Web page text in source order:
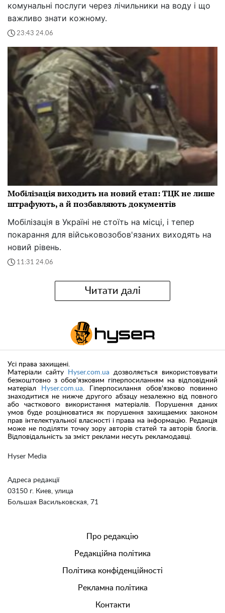
комунальні послуги через лічильники на воду і що
важливо знати кожному.
23:43 24.06
Мобілізація виходить на новий етап: ТЦК не лише
штрафують, а й позбавляють документів
Мобілізація в Україні не стоїть на місці, і тепер
покарання для військовозобов'язаних виходять на
новий рівень.
11:31 24.06
Читати далі
Hyser Media
Адреса редакції
03150 г. Киев, улица
Большая Васильковская, 71
Усі права захищені.
Матеріали сайту
Hyser.com.ua дозволяється використовувати
безкоштовно з обов'язковим гіперпосиланням на відповідний
матеріал
Hyser.com.ua. Гіперпосилання обов'язково повинно
знаходитися не нижче другого абзацу незалежно від повного
або часткового використання матеріалів. Порушення даних
умов буде розцінюватися як порушення захищаемих законом
прав інтелектуальної власності і права на інформацію. Редакція
може не поділяти точку зору авторів статей та авторів блогів.
Відповідальність за зміст реклами несуть рекламодавці.
Про редакцію
Редакційна політика
Політика конфіденційності
Рекламна політика
Контакти